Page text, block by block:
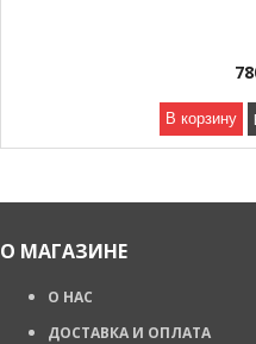
В корзину
О МАГАЗИНЕ
О НАС
ДОСТАВКА И ОПЛАТА